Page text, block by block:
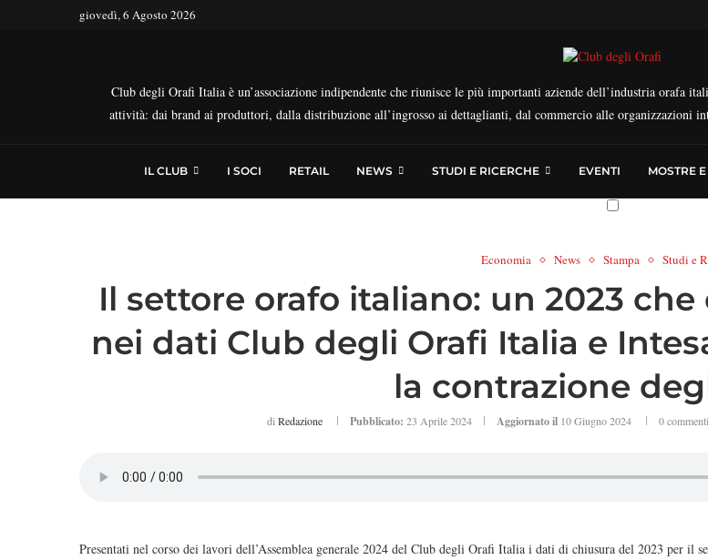
giovedì, 6 Agosto 2026
Club degli Orafi Italia è un’associazione indipendente che riunisce le più importanti aziende dell’industria orafa
attività: dai brand ai produttori, dalla distribuzione all’ingrosso ai dettaglianti, dal commercio alle organizzazioni
IL CLUB I SOCI RETAIL NEWS STUDI E RICERCHE EVENTI MOSTRE
Economia News Stampa Studi e
Il settore orafo italiano: un 2023
nei dati Club degli Orafi Italia e
la contrazione
di Redazione Pubblicato: 23 Aprile 2024 Aggiornato il 10 Giugno 2024 0 commenti
Presentati nel corso dei lavori dell’Assemblea generale 2024 del Club degli Orafi Italia i dati di chiusura del 2023 per il